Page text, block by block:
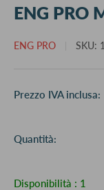
ENG PRO
ENG PRO SKU:
Prezzo IVA inclusa:
Quantità:
Disponibilità : 1